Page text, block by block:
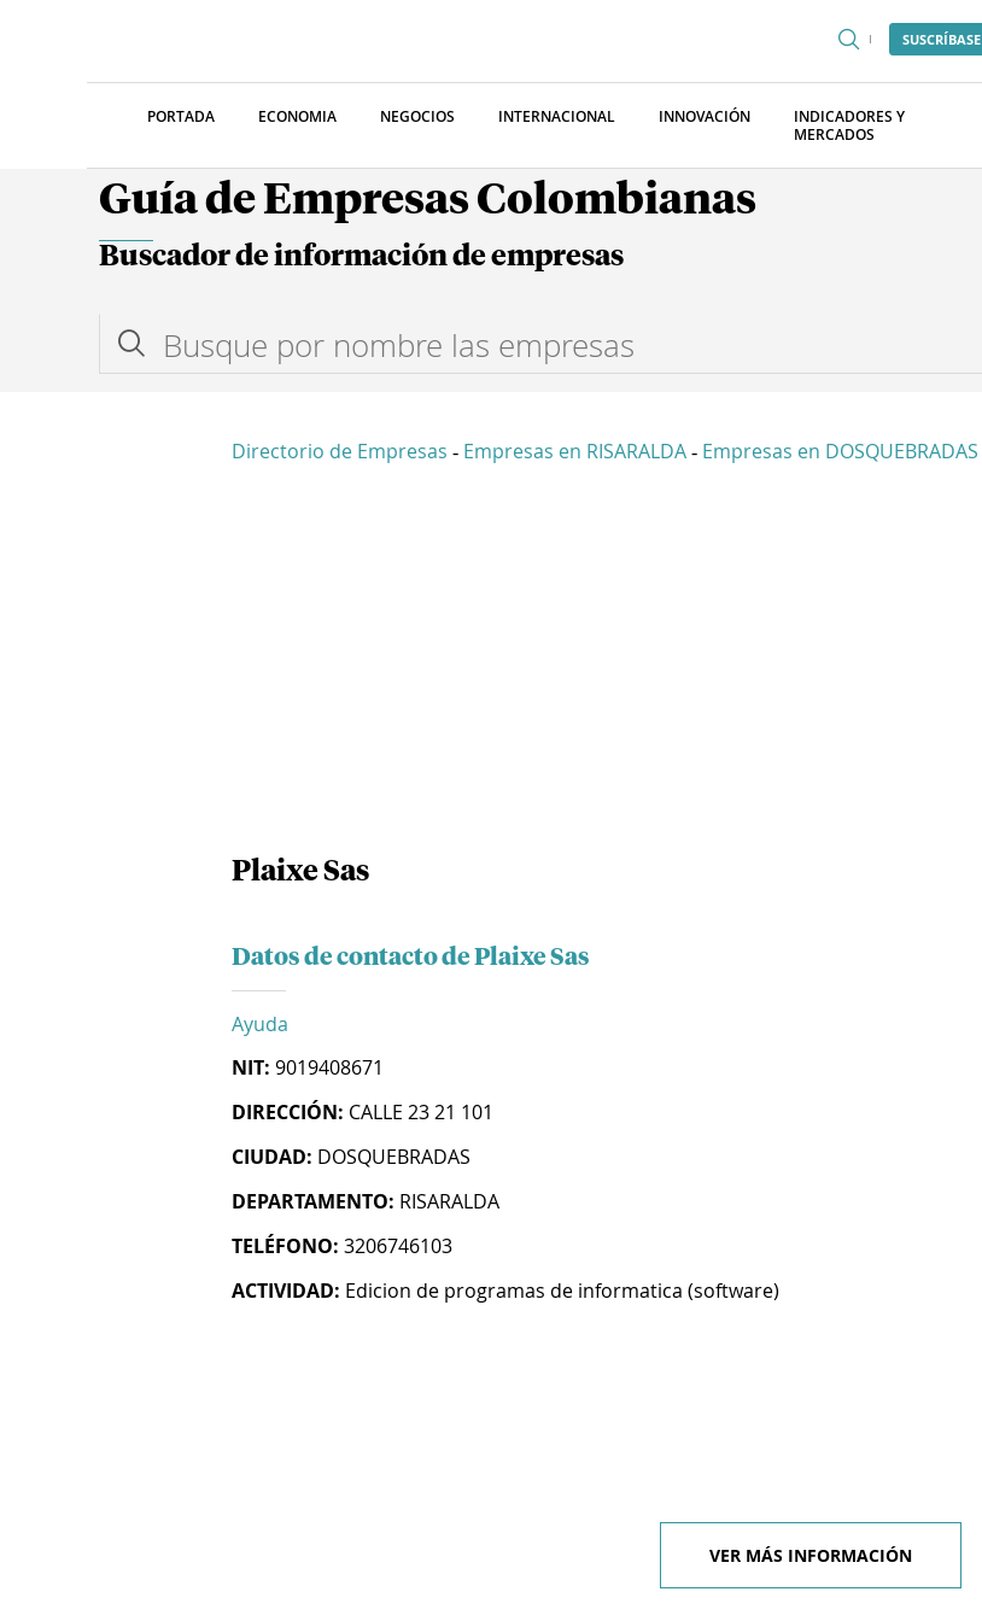
SUSCRÍBASE
PORTADA ECONOMIA NEGOCIOS INTERNACIONAL INNOVACIÓN
INDICADORES Y
MERCADOS
Guía de Empresas Colombianas
Buscador de información de empresas
Directorio de Empresas - Empresas en RISARALDA - Empresas en DOSQUEBRADAS
Plaixe Sas
Datos de contacto de Plaixe Sas
Ayuda
NIT: 9019408671
DIRECCIÓN: CALLE 23 21 101
CIUDAD: DOSQUEBRADAS
DEPARTAMENTO: RISARALDA
TELÉFONO: 3206746103
ACTIVIDAD: Edicion de programas de informatica (software)
VER MÁS INFORMACIÓN